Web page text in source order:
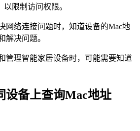
限制访问权限。
网络连接问题时，知道设备的Mac地
解决问题。
管理智能家居设备时，可能需要知道
设备上查询Mac地址